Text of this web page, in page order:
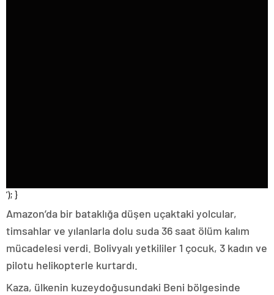
‘); }
Amazon’da bir bataklığa düşen uçaktaki yolcular,
timsahlar ve yılanlarla dolu suda 36 saat ölüm kalım
mücadelesi verdi. Bolivyalı yetkililer 1 çocuk, 3 kadın ve
pilotu helikopterle kurtardı.
Kaza, ülkenin kuzeydoğusundaki Beni bölgesinde